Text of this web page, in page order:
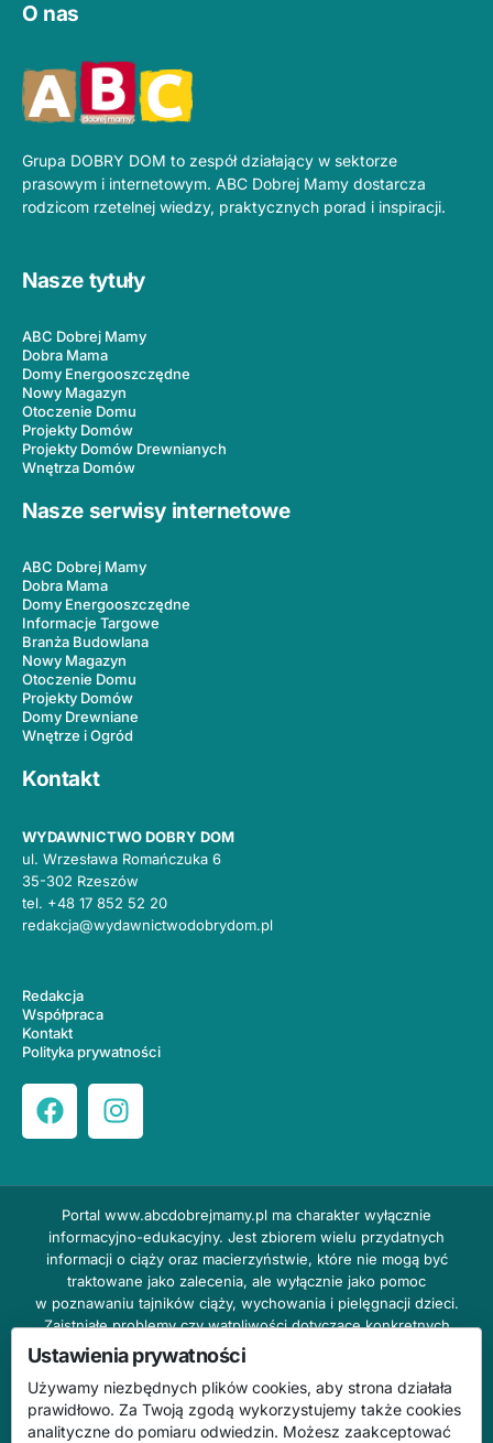
O nas
Grupa DOBRY DOM to zespół działający w sektorze
prasowym i internetowym. ABC Dobrej Mamy dostarcza
rodzicom rzetelnej wiedzy, praktycznych porad i inspiracji.
Nasze tytuły
ABC Dobrej Mamy
Dobra Mama
Domy Energooszczędne
Nowy Magazyn
Otoczenie Domu
Projekty Domów
Projekty Domów Drewnianych
Wnętrza Domów
Nasze serwisy internetowe
ABC Dobrej Mamy
Dobra Mama
Domy Energooszczędne
Informacje Targowe
Branża Budowlana
Nowy Magazyn
Otoczenie Domu
Projekty Domów
Domy Drewniane
Wnętrze i Ogród
Kontakt
WYDAWNICTWO DOBRY DOM
ul. Wrzesława Romańczuka 6
35-302 Rzeszów
tel. +48 17 852 52 20
redakcja@wydawnictwodobrydom.pl
Redakcja
Współpraca
Kontakt
Polityka prywatności
Portal www.abcdobrejmamy.pl ma charakter wyłącznie
informacyjno-edukacyjny. Jest zbiorem wielu przydatnych
informacji o ciąży oraz macierzyństwie, które nie mogą być
traktowane jako zalecenia, ale wyłącznie jako pomoc
w poznawaniu tajników ciąży, wychowania i pielęgnacji dzieci.
Zaistniałe problemy czy wątpliwości dotyczące konkretnych
przypadków należy bezzwłocznie konsultować z prowadzącym
lekarzem ginekologiem lub innym stosownym specjalistą w danej
dziedzinie. DOBRY DOM nie odpowiada za treść reklam,
nie ponosi również żadnych konsekwencji prawnych ani
odpowiedzialności za następstwa mogące wyniknąć na skutek
Ustawienia prywatności
Używamy niezbędnych plików cookies, aby strona działała
prawidłowo. Za Twoją zgodą wykorzystujemy także cookies
analityczne do pomiaru odwiedzin. Możesz zaakceptować